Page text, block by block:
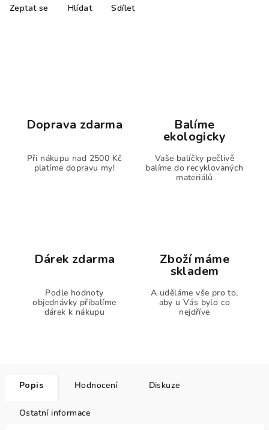
Zeptat se Hlídat Sdílet
Doprava zdarma
Při nákupu nad 2500 Kč
platíme dopravu my!
Balíme
ekologicky
Vaše balíčky pečlivě
balíme do recyklovaných
materiálů
Dárek zdarma
Podle hodnoty
objednávky přibalíme
dárek k nákupu
Zboží máme
skladem
A uděláme vše pro to,
aby u Vás bylo co
nejdříve
Popis Hodnocení Diskuze
Ostatní informace